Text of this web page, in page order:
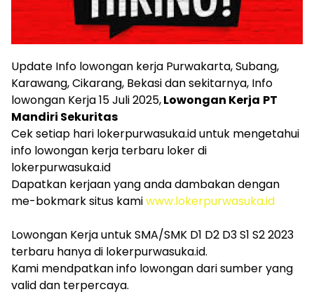
Update Info lowongan kerja Purwakarta, Subang,
Karawang, Cikarang, Bekasi dan sekitarnya, Info
lowongan Kerja 15 Juli 2025,Lowongan Kerja PT
Mandiri Sekuritas
Cek setiap hari lokerpurwasuka.id untuk mengetahui
info lowongan kerja terbaru loker di
lokerpurwasuka.id
Dapatkan kerjaan yang anda dambakan dengan
me-bokmark situs kamiwww.lokerpurwasuka.id
Lowongan Kerja untuk SMA/SMK D1 D2 D3 S1 S2 2023
terbaru hanya di lokerpurwasuka.id.
Kami mendpatkan info lowongan dari sumber yang
valid dan terpercaya.